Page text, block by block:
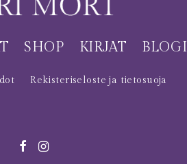
SHOP KIRJAT BLOGI
Rekisteriseloste ja tietosuoja